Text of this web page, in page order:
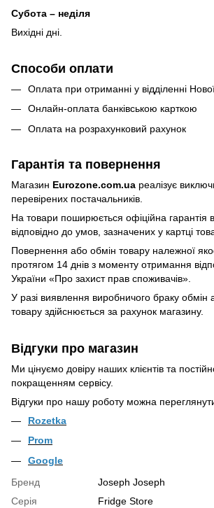
Субота – неділя
Вихідні дні.
Способи оплати
Оплата при отриманні у відділенні
Онлайн-оплата банківською карткою
Оплата на розрахунковий рахунок
Гарантія та повернення
Магазин Eurozone.com.ua реалізує
перевірених постачальників.
На товари поширюється офіційна гарантія
відповідно до умов, зазначених у картці
Повернення або обмін товару належної
протягом 14 днів з моменту отримання
України «Про захист прав споживачів».
У разі виявлення виробничого браку обмін
товару здійснюється за рахунок магазину.
Відгуки про магазин
Ми цінуємо довіру наших клієнтів та
покращенням сервісу.
Відгуки про нашу роботу можна
Rozetka
Prom
Google
Бренд
Joseph Joseph
Серія
Fridge Store